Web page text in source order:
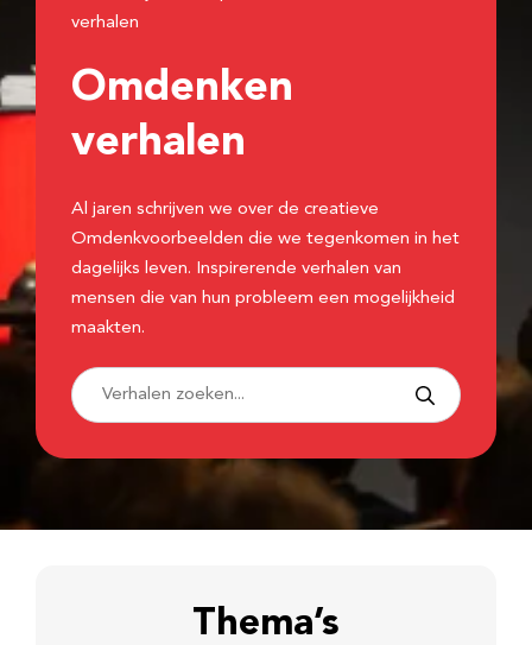
verhalen
Omdenken
verhalen
Al jaren schrijven we over de creatieve
Omdenkvoorbeelden die we tegenkomen in het
dagelijks leven. Inspirerende verhalen van
mensen die van hun probleem een mogelijkheid
maakten.
Thema’s